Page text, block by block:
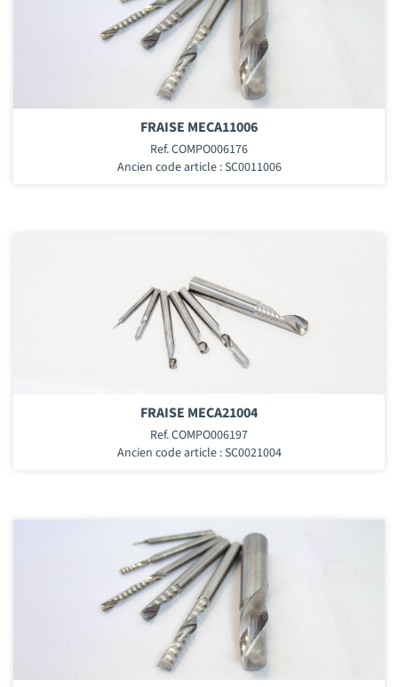
FRAISE MECA11006
Ref. COMPO006176
Ancien code article : SC0011006
FRAISE MECA21004
Ref. COMPO006197
Ancien code article : SC0021004